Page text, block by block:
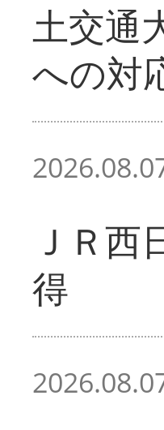
土交通
への対
ＪＲ
得